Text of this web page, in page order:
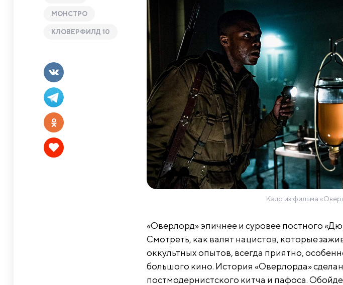
МОНСТРО
КЛОВЕРФИЛД 10
Кадр из фильма
«Оверлорд» эпичнее и суровее постного
Смотреть, как валят нацистов, которые
оккультных опытов, всегда приятно,
большого кино. История «Оверлорда»
постмодернистского китча и пафоса.